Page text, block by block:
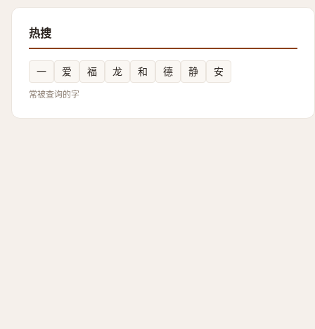
热搜
一 爱 福 龙 和 德 静 安
常被查询的字